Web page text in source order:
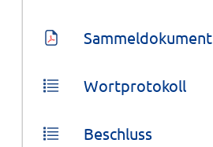
Sammeldokument
Wortprotokoll
Beschluss